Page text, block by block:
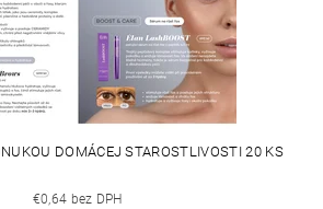
DOMÁCEJ STAROSTLIVOSTI 20 KS
€0,64 bez DPH